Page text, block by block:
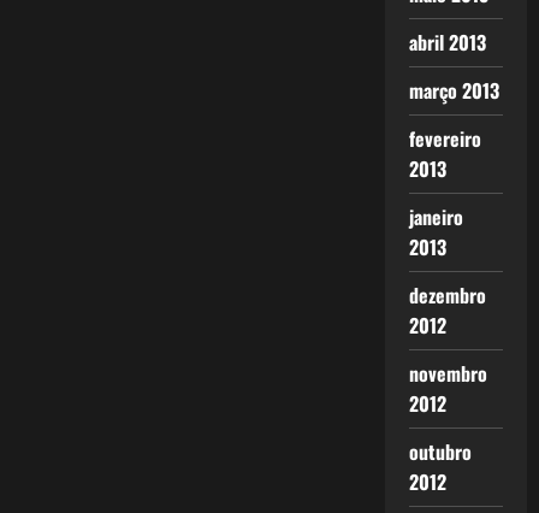
abril 2013
março 2013
fevereiro
2013
janeiro
2013
dezembro
2012
novembro
2012
outubro
2012